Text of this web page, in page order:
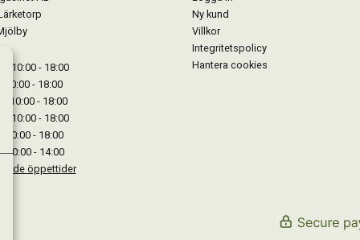
: 10:00 - 18:00
10:00 - 18:00
: 10:00 - 18:00
: 10:00 - 18:00
10:00 - 18:00
10:00 - 14:00
öppettider
Ny kund
Villkor
Integritetspolicy
Hantera cookies